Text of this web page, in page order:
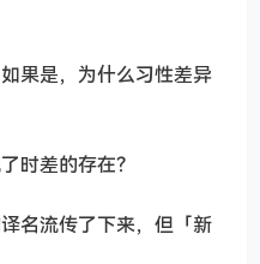
果是，为什么习性差异
时差的存在？
名流传了下来，但「新